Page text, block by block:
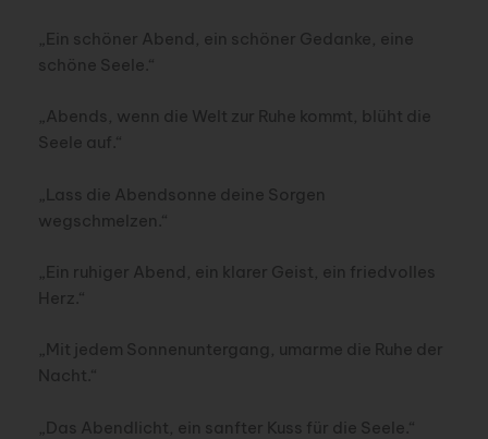
„Ein schöner Abend, ein schöner Gedanke, eine
schöne Seele.“
„Abends, wenn die Welt zur Ruhe kommt, blüht die
Seele auf.“
„Lass die Abendsonne deine Sorgen
wegschmelzen.“
„Ein ruhiger Abend, ein klarer Geist, ein friedvolles
Herz.“
„Mit jedem Sonnenuntergang, umarme die Ruhe der
Nacht.“
„Das Abendlicht, ein sanfter Kuss für die Seele.“